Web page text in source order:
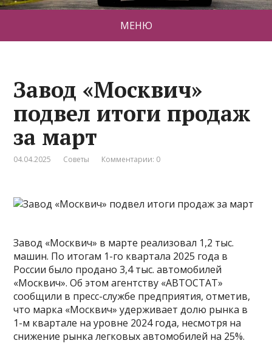
МЕНЮ
Завод «Москвич»
подвел итоги продаж
за март
04.04.2025 Советы Комментарии: 0
Завод «Москвич» в марте реализовал 1,2 тыс.
машин. По итогам 1-го квартала 2025 года в
России было продано 3,4 тыс. автомобилей
«Москвич». Об этом агентству «АВТОСТАТ»
сообщили в пресс-службе предприятия, отметив,
что марка «Москвич» удерживает долю рынка в
1-м квартале на уровне 2024 года, несмотря на
снижение рынка легковых автомобилей на 25%.